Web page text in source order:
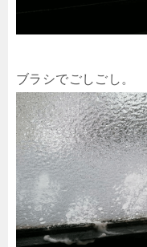
ブラシでごしごし。